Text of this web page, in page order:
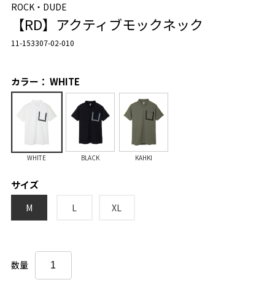
ROCK・DUDE
【RD】アクティブモックネック
11-153307-02-010
カラー： WHITE
WHITE BLACK KAHKI
サイズ
M L XL
数量